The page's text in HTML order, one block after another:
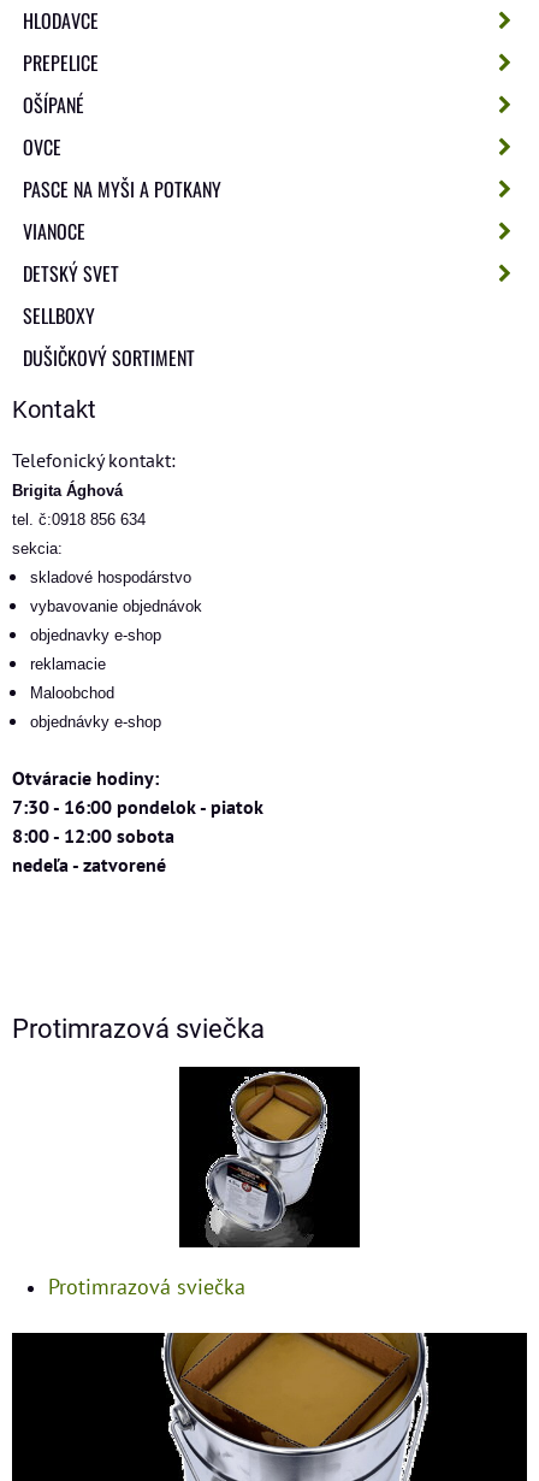
HLODAVCE
PREPELICE
OŠÍPANÉ
OVCE
PASCE NA MYŠI A POTKANY
VIANOCE
DETSKÝ SVET
SELLBOXY
DUŠIČKOVÝ SORTIMENT
Kontakt
Telefonický kontakt:
Brigita Ághová
tel. č:0918 856 634
sekcia:
skladové hospodárstvo
vybavovanie objednávok
objednavky e-shop
reklamacie
Maloobchod
objednávky e-shop
Otváracie hodiny:
7:30 - 16:00 pondelok - piatok
8:00 - 12:00 sobota
nedeľa - zatvorené
Protimrazová sviečka
Protimrazová sviečka